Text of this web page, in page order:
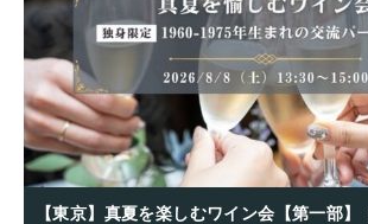
【東京】真夏を楽しむワイン会【第一部